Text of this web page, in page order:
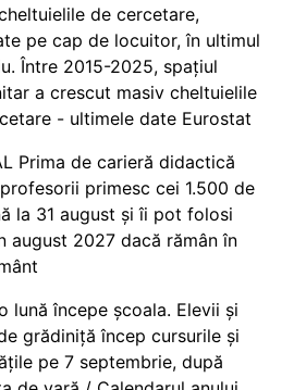
de cercetare,
pe cap de locuitor, în ultimul
Între 2015-2025, spațiul
a crescut masiv cheltuielile
- ultimele date Eurostat
Prima de carieră didactică
primesc cei 1.500 de
la 31 august și îi pot folosi
august 2027 dacă rămân în
lună începe școala. Elevii și
grădiniță încep cursurile și
pe 7 septembrie, după